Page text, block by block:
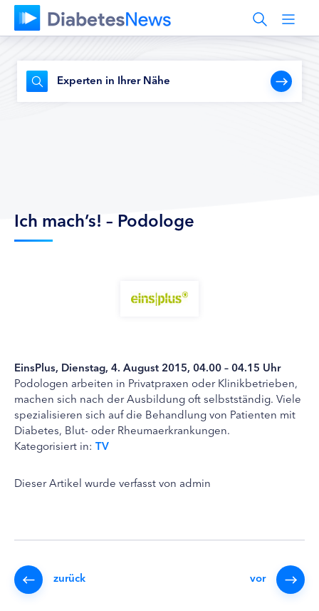
Experten in Ihrer Nähe
Ich mach’s! – Podologe
EinsPlus, Dienstag, 4. August 2015, 04.00 – 04.15 Uhr
Podologen arbeiten in Privatpraxen oder Klinikbetrieben,
machen sich nach der Ausbildung oft selbstständig. Viele
spezialisieren sich auf die Behandlung von Patienten mit
Diabetes, Blut- oder Rheumaerkrankungen.
Kategorisiert in: TV
Dieser Artikel wurde verfasst von admin
zurück vor